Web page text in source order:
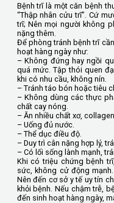
Bệnh trĩ là một căn bệnh
“Thập nhân cửu trĩ”. Cứ
trĩ; Nên mọi người không
nặng thêm.
Để phòng tránh bệnh trĩ
hoạt hàng ngày như:
– Không đứng hay ngồi
quá mức. Tập thói quen
khi có nhu cầu, không nín.
– Tránh táo bón hoặc tiêu
– Không dùng các thực
chất cay nóng.
– Ăn nhiều chất xơ,
– Uống đủ nước.
– Thể dục điều độ.
– Duy trì cân nặng hợp lý,
– Có lối sống lành mạnh,
Khi có triệu chứng bệnh
sức, không cử động
Nên đến cơ sở y tế uy tín
khỏi bệnh. Nếu chậm trễ,
đến sinh hoạt hàng ngày,